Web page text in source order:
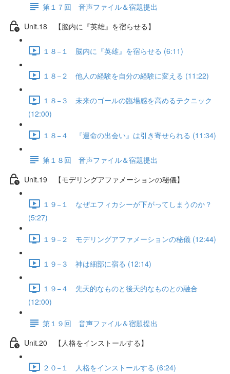
第１７回 音声ファイル＆宿題提出
Unit.18 【脳内に『英雄』を宿らせる】
１８−１ 脳内に『英雄』を宿らせる (6:11)
１８−２ 他人の経験を自分の経験に変える (11:22)
１８−３ 未来のゴールの臨場感を高めるテクニック
(12:00)
１８−４ 『運命の出会い』は引き寄せられる (11:34)
第１８回 音声ファイル＆宿題提出
Unit.19 【モデリングアファメーションの秘儀】
１９−１ なぜエフィカシーが下がってしまうのか？
(5:27)
１９−２ モデリングアファメーションの秘儀 (12:44)
１９−３ 神は細部に宿る (12:14)
１９−４ 先天的なものと後天的なものとの融合
(12:00)
第１９回 音声ファイル＆宿題提出
Unit.20 【人格をインストールする】
２０−１ 人格をインストールする (6:24)